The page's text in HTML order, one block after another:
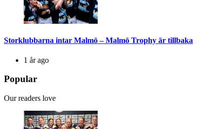
Storklubbarna intar Malmö – Malmö Trophy är tillbaka
1 år ago
Popular
Our readers love